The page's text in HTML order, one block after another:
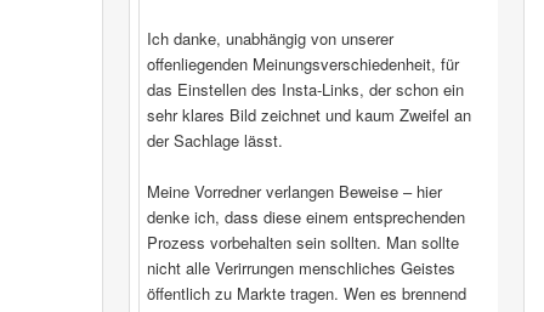
Ich danke, unabhängig von unserer
offenliegenden Meinungsverschiedenheit, für
das Einstellen des Insta-Links, der schon ein
sehr klares Bild zeichnet und kaum Zweifel an
der Sachlage lässt.
Meine Vorredner verlangen Beweise – hier
denke ich, dass diese einem entsprechenden
Prozess vorbehalten sein sollten. Man sollte
nicht alle Verirrungen menschliches Geistes
öffentlich zu Markte tragen. Wen es brennend